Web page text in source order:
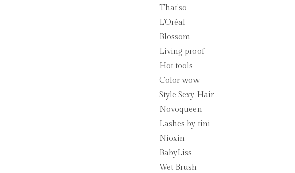
That'so
L’Oréal
Blossom
Living proof
Hot tools
Color wow
Style Sexy Hair
Novoqueen
Lashes by tini
Nioxin
BabyLiss
Wet Brush